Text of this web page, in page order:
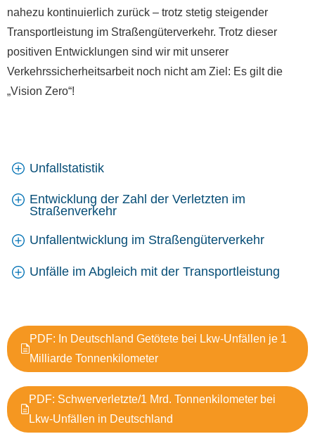
nahezu kontinuierlich zurück – trotz stetig steigender
Transportleistung im Straßengüterverkehr. Trotz dieser
positiven Entwicklungen sind wir mit unserer
Verkehrssicherheitsarbeit noch nicht am Ziel: Es gilt die
„Vision Zero“!
Unfallstatistik
Entwicklung der Zahl der Verletzten im
Straßenverkehr
Unfallentwicklung im Straßengüterverkehr
Unfälle im Abgleich mit der Transportleistung
PDF: In Deutschland Getötete bei Lkw-Unfällen je 1
Milliarde Tonnenkilometer
PDF: Schwerverletzte/1 Mrd. Tonnenkilometer bei
Lkw-Unfällen in Deutschland